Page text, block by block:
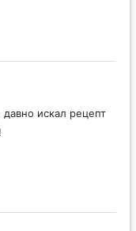
давно искал рецепт